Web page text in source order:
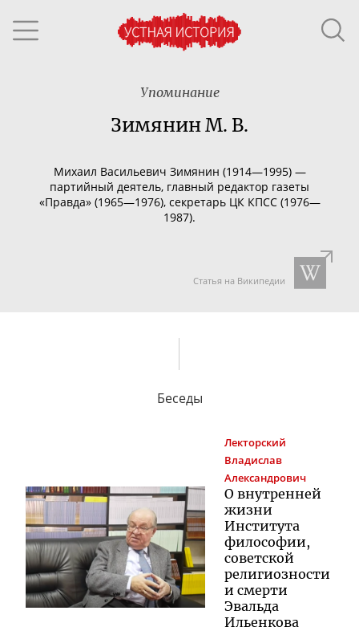
Упоминание
Зимянин М. В.
Михаил Васильевич Зимянин (1914—1995) —
партийный деятель, главный редактор газеты
«Правда» (1965—1976), секретарь ЦК КПСС (1976—
1987).
Статья на Википедии
Беседы
Лекторский
Владислав
Александрович
О внутренней
жизни
Института
философии,
советской
религиозности
и смерти
Эвальда
Ильенкова